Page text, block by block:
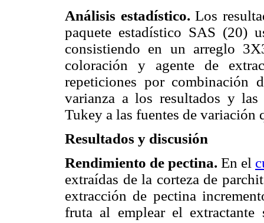
Análisis estadístico.Los
paquete estadístico SAS (20)
consistiendo en un arreglo
coloración y agente de
repeticiones por combinación
varianza a los resultados y las
Tukey a las fuentes de
Resultados y discusión
Rendimiento de pectina. En el
extraídas de la corteza de
extracción de pectina
fruta al emplear el extractante